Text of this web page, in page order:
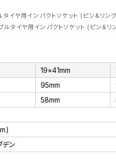
イヤ用インパクトソケット (ピン&リ
タイヤ用インパクトソケット (ピン&
19×41mm
95mm
58mm
デン